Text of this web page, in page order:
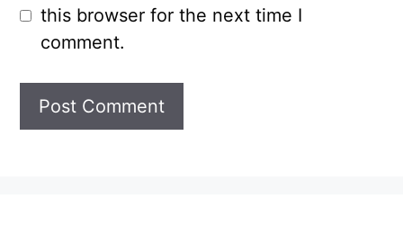
this browser for the next time I
comment.